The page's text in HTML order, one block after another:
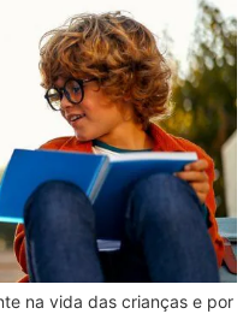
na vida das crianças e por